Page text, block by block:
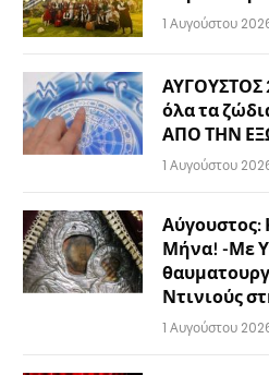
1 Αυγούστου
ΑΥΓΟΥΣΤΟΣ
όλα τα
ΑΠΟ ΤΗΝ
1 Αυγούστου
Αύγουστος:
Μήνα! -Με
Ντινιούς
1 Αυγούστου